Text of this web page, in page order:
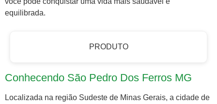
equilibrada.
PRODUTO
Conhecendo São Pedro Dos Ferros MG
Localizada na região Sudeste de Minas Gerais, a cidade de